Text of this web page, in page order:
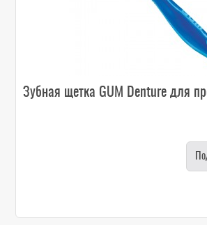
Зубная щетка GUM Denture для